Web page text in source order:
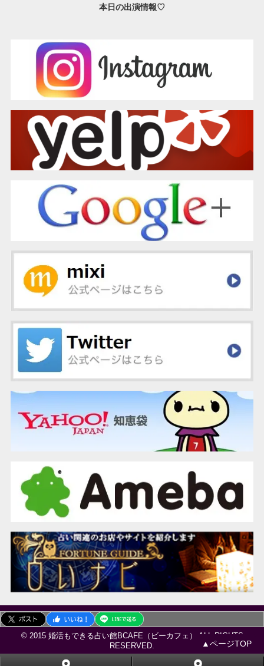
本日の出演情報♡
▲ページTOP
© 2015 婚活もできる占い館BCAFE（ビーカフェ） ALL RIGHTS
RESERVED.